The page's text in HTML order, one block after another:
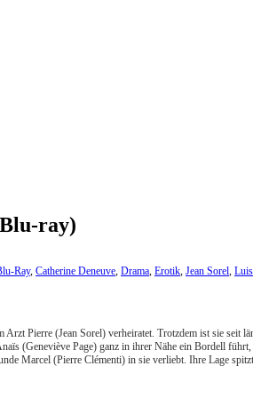
ray)
Ray, Catherine Deneuve, Drama, Erotik, Jean Sorel,
Pierre (Jean Sorel) verheiratet. Trotzdem ist sie
(Geneviève Page) ganz in ihrer Nähe ein Bordell
Marcel (Pierre Clémenti) in sie verliebt. Ihre Lage